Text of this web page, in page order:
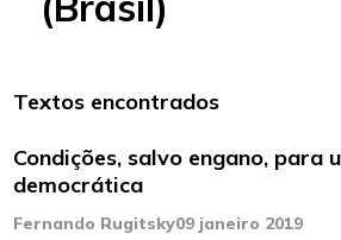
Textos encontrados
Condições, salvo engano, para
democrática
Fernando Rugitsky09 janeiro 2019